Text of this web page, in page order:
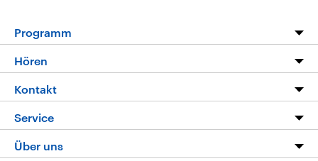
Programm
Programm
Die Nachrichten
Nachrichtenleicht
Neue Beiträge auf dlf.de
Hören
Livestream
Podcasts
Deutschlandfunk App
Kontakt
Hörerservice
Service
FAQ
Über uns